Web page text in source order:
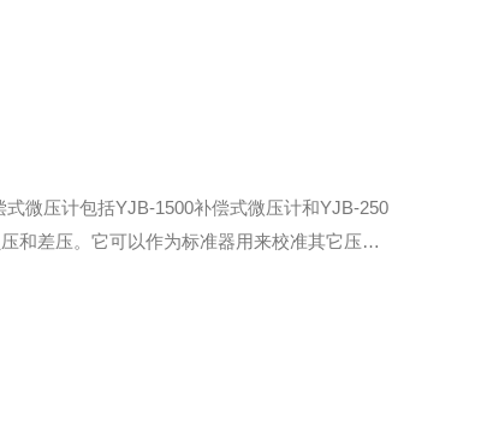
微压计包括YJB-1500补偿式微压计和YJB-250
和差压。它可以作为标准器用来校准其它压力